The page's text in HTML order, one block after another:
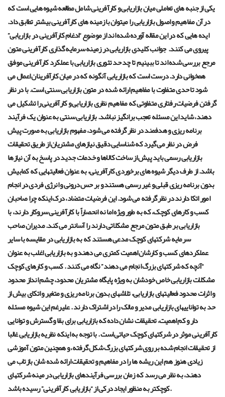
یکی از جنبه های تعاملی میان بازاریابی و کارآفرینی شامل مطالعه شیوه هایی است که
در آن مفاهیم و اصول بازاریابی را میتوان با زمینه های کارآفرینی بیشتر تطابق داد.
ایده هایی که در این مقاله آورده شده اند از موضوع “ادغام کارآفرینی در بازاریابی”
پیروی می کنند.جوانب کلیدی بازاریابی در زمینه سرمایه گذاری کارآفرینی متون
مرجع بررسی شده اند تا ببینیم تا چد حد تئوری بازاریابی با عملکرد کارآفرینی موفق
همخوانی دارد. درست است که بازاریابی آنگونه که در میان کارآفرینان اعمال می
شود تا حدی متفاوت با مفاهیم ارائه شده در متون بازاریابی سنتی است. با در نظر
گرفتن فرضیات رفتاری متفاوتی که مفاهیم نظری بازاریابی و کارآفرینی را تشکیل می
دهند، شاید این مسئله تعجب برانگیز نباشد. بازاریابی سنتی به عنوان یک فرآیند
برنامه ریزی و هدفمند در نظر گرفته می شود، مفهوم بازاریابی به صورت پیش
فرض در نظر می گیرد که شناسایی دقیق نیازهای مشتریان از طریق تحقیقات
بازاریابی رسمی باید پیش از ساخت کالاها و خدمات جدید در پاسخ به آن نیازها
باشد. از طرف دیگر شیوه های برخوردی کارآفرینی، به عنوان فعالیتهایی که کمابیش
بدون برنامه ریزی قبلی و غیر رسمی هستند و بر حس درونی و انرژی فردی در انجام
امور اتکا دارند در نظر گرفته می شود. این فرضیات متضاد، درک اینکه چرا صاحبان
کسب و کارهای کوچک، که به طور ویژه اما نه انحصاراً با کارآفرینی سروکار دارند، با
بازاریابی بر طبق متون مرجع مشکلاتی دارند را آسانتر می کند. مدیران صاحب
سرمایه شرکتهای کوچک مدعی هستند که به بازاریابی در مقایسه با سایر
عملکردهای کسب و کارشان اهمیت کمتری می دهند و به بازاریابی اغلب به عنوان
“آنچه که شرکتهای بزرگ انجام می دهند” نگاه می کنند. کسب و کارهای کوچک
مشکلات بازاریابی خاص خودشان به ویژه پایگاه مشتریان محدود، چشم انداز محدود
و اثرات محدود فعالیتهای بازاریابی، تلاشهای بدون برنامه ریزی و متغیر و اتکای بیش از
حد به تواناییهای بازاریابی مدیر و مالک را در اشتراک دارند. علیرغم این شیوه مسئله
دار و کم اهمیت، تحقیقات نشان داده که بازاریابی برای بقا و گسترش و توانایی
کارآفرینی موثر در شرکتهای کوچک حیاتی است . با توجه به اینکه نظریه بازاریابی غالبا
از تحقیقات انجام شده بر روی شرکتهای بزرگ شکل گرفته، و همچنین متون آموزشی
زیادی هنوز هم این ریشه ها را در مفاهیم و تحقیقات ارائه شده شان بازتاب می
دهند، به نظر می رسد که زمان بررسی فرآیندهای بازاریابی در مینه شرکتهای
کوچکتر به منظور ایجاد درکی از “بازاریابی کارآفرینی” رسیده باشد.